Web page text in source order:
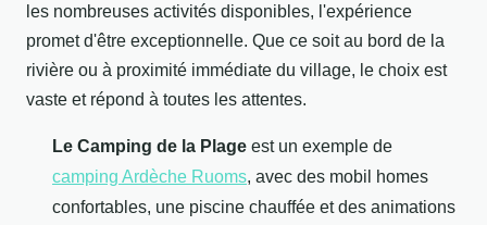
les nombreuses activités disponibles, l'expérience
promet d'être exceptionnelle. Que ce soit au bord de la
rivière ou à proximité immédiate du village, le choix est
vaste et répond à toutes les attentes.
Le Camping de la Plage est un exemple de
camping Ardèche Ruoms, avec des mobil homes
confortables, une piscine chauffée et des animations